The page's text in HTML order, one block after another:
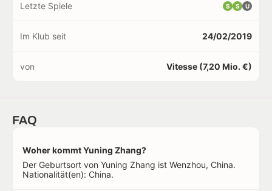
Letzte Spiele S S U
Im Klub seit 24/02/2019
von Vitesse (7,20 Mio. €)
FAQ
Woher kommt Yuning Zhang?
Der Geburtsort von Yuning Zhang ist Wenzhou, China.
Nationalität(en): China.